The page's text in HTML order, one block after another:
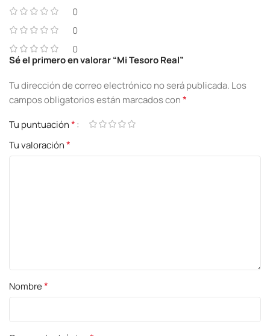
0
0
0
Sé el primero en valorar “Mi Tesoro Real”
Tu dirección de correo electrónico no será publicada. Los
campos obligatorios están marcados con*
Tu puntuación*
Tu valoración*
Nombre*